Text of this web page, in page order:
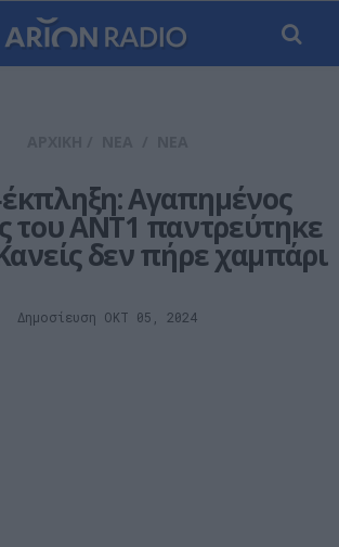
Αγαπημένος
του ANT1 παντρεύτηκε
δεν πήρε χαμπάρι
Δημοσίευση ΟΚΤ 05, 2024